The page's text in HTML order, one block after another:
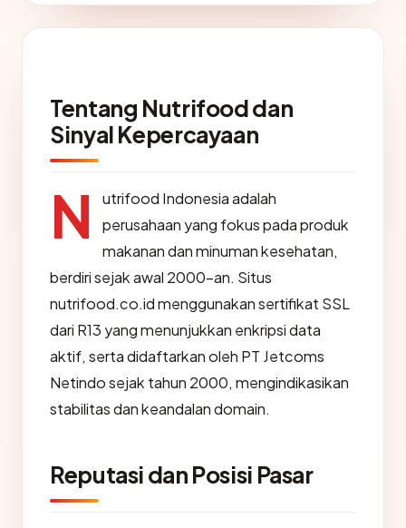
Tentang Nutrifood dan
Sinyal Kepercayaan
N
utrifood Indonesia adalah
perusahaan yang fokus pada produk
makanan dan minuman kesehatan,
berdiri sejak awal 2000-an. Situs
nutrifood.co.id menggunakan sertifikat SSL
dari R13 yang menunjukkan enkripsi data
aktif, serta didaftarkan oleh PT Jetcoms
Netindo sejak tahun 2000, mengindikasikan
stabilitas dan keandalan domain.
Reputasi dan Posisi Pasar